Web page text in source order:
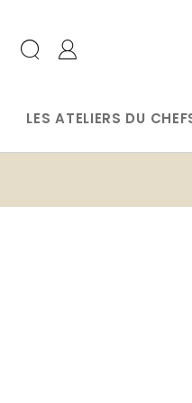
LES ATELIERS DU